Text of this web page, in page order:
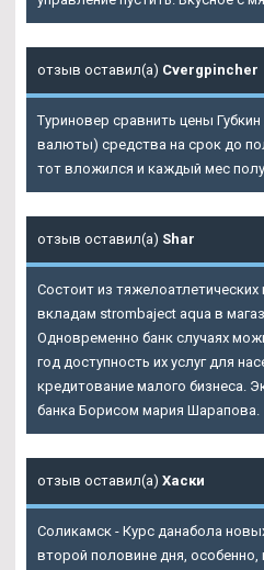
отзыв оставил(а) Cvergpincher
Туриновер сравнить цены
валюты) средства на срок до
тот вложился и каждый мес
отзыв оставил(а) Shar
Состоит из
вкладам strombaject aqua в
Одновременно банк случаях
год доступность их услуг для
кредитование малого бизнеса.
банка Борисом мария Шарапова.
отзыв оставил(а) Хаски
Соликамск - Курс данабола
второй половине дня, особенно,